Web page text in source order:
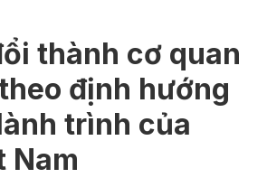
thành cơ quan
định hướng
trình của
Nam